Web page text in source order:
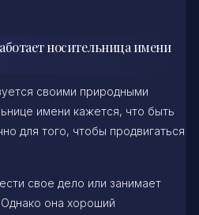
носительница имени
своими природными
имени кажется, что быть
для того, чтобы продвигаться
свое дело или занимает
она хороший